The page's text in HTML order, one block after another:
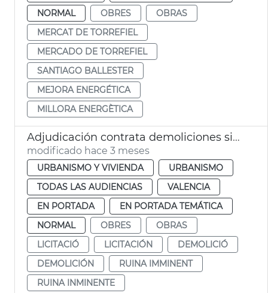
NORMAL
OBRES
OBRAS
MERCAT DE TORREFIEL
MERCADO DE TORREFIEL
SANTIAGO BALLESTER
MEJORA ENERGÉTICA
MILLORA ENERGÈTICA
Adjudicación contrata demoliciones situaciones ruina inminente València
modificado hace 3 meses
URBANISMO Y VIVIENDA
URBANISMO
TODAS LAS AUDIENCIAS
VALENCIA
EN PORTADA
EN PORTADA TEMÁTICA
NORMAL
OBRES
OBRAS
LICITACIÓ
LICITACIÓN
DEMOLICIÓ
DEMOLICIÓN
RUINA IMMINENT
RUINA INMINENTE